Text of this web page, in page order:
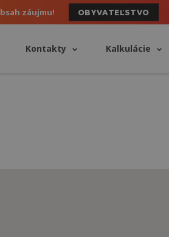
záujmu! OBYVATEĽSTVO
Kontakty Kalkulácie